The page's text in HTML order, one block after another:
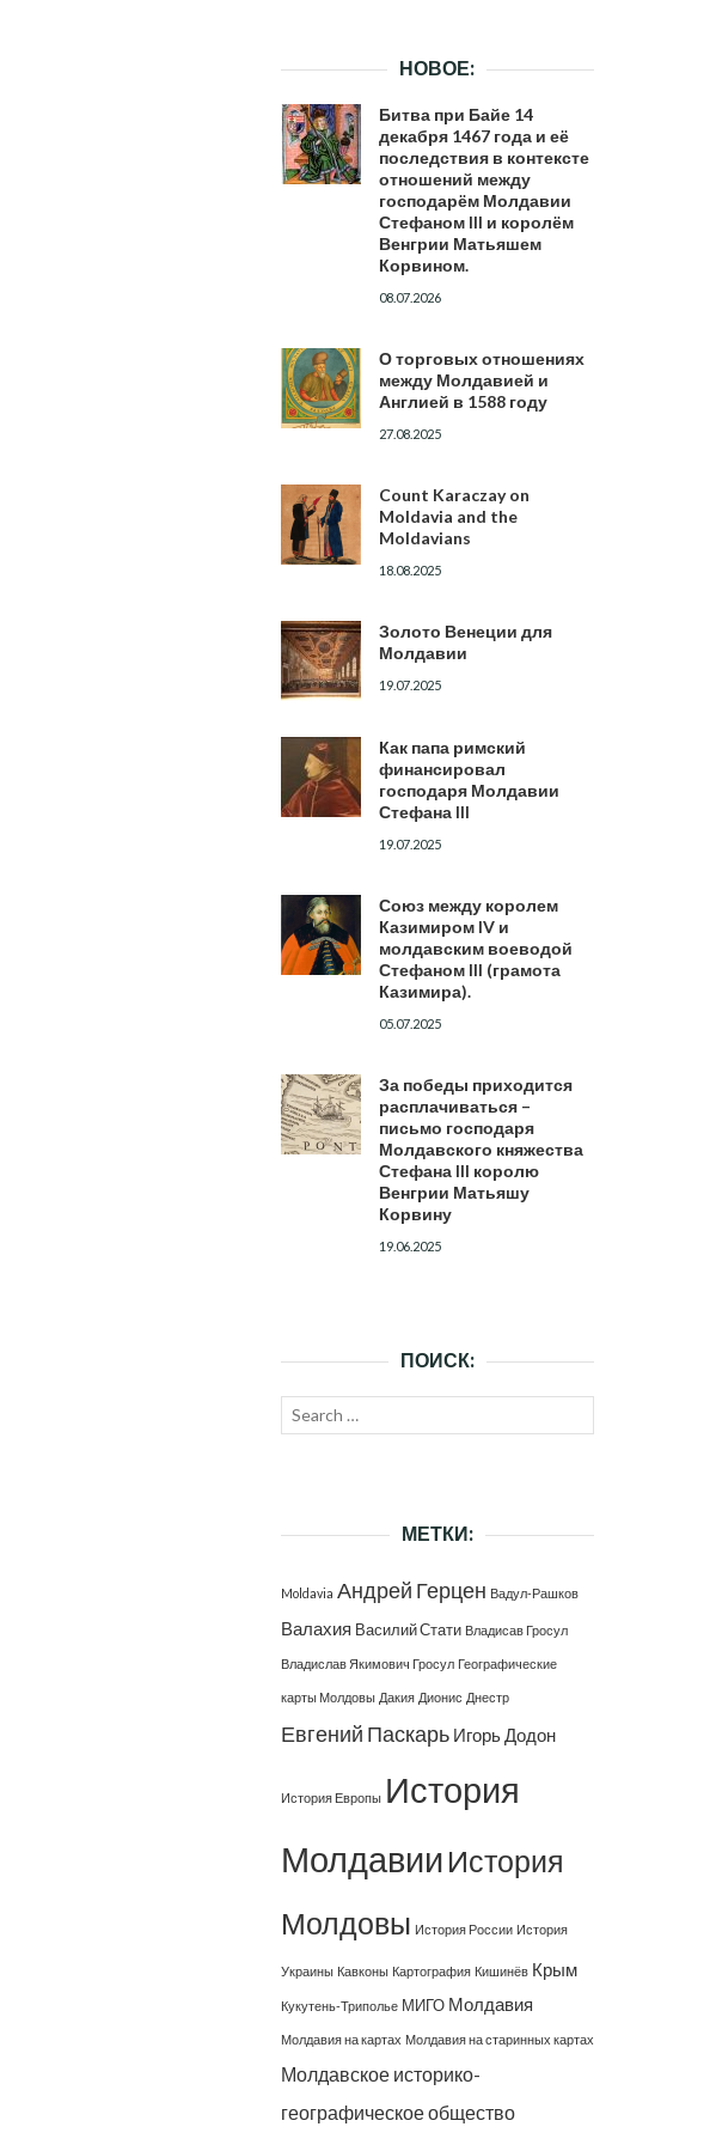
НОВОЕ:
Битва при Байе 14
декабря 1467 года и её
последствия в контексте
отношений между
господарём Молдавии
Стефаном III и королём
Венгрии Матьяшем
Корвином.
08.07.2026
О торговых отношениях
между Молдавией и
Англией в 1588 году
27.08.2025
Count Karaczay on
Moldavia and the
Moldavians
18.08.2025
Золото Венеции для
Молдавии
19.07.2025
Как папа римский
финансировал
господаря Молдавии
Стефана III
19.07.2025
Союз между королем
Казимиром IV и
молдавским воеводой
Стефаном III (грамота
Казимира).
05.07.2025
За победы приходится
расплачиваться –
письмо господаря
Молдавского княжества
Стефана III королю
Венгрии Матьяшу
Корвину
19.06.2025
ПОИСК:
Search
МЕТКИ:
Moldavia Андрей Герцен Вадул-Рашков
Валахия Василий Стати Владисав Гросул
Владислав Якимович Гросул Географические
карты Молдовы Дакия Дионис Днестр
Евгений Паскарь Игорь Додон
История Европы История
Молдавии История
Молдовы История России История
Украины Кавконы Картография Кишинёв Крым
Кукутень-Триполье МИГО Молдавия
Молдавия на картах Молдавия на старинных картах
Молдавское историко-
географическое общество